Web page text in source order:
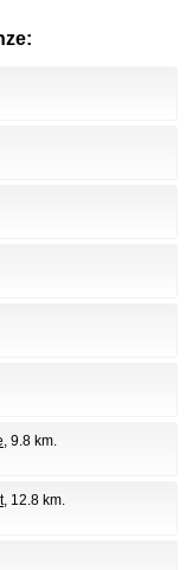
, 9.8 km.
, 12.8 km.